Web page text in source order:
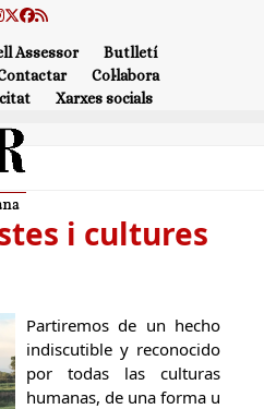
Twitter
Facebook
RSS
Assessor
Butlletí
Col·labora
Xarxes socials
i cultures
Partiremos de un hecho
indiscutible y reconocido
por todas las culturas
humanas, de una forma u